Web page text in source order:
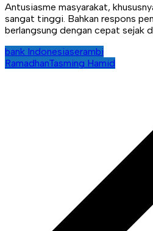
Antusiasme masyarakat,
sangat tinggi. Bahkan respons
berlangsung dengan cepat sejak
bank Indonesiaserambi
RamadhanTasming Hamid